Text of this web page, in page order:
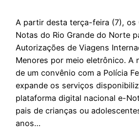
A partir desta terça-feira (7), os
Notas do Rio Grande do Norte
Autorizações de Viagens
Menores por meio eletrônico. A
de um convênio com a Polícia
expande os serviços
plataforma digital nacional e-
pais de crianças ou
anos…